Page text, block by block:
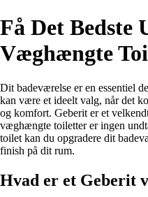
Få Det Bedste
Væghængte
Dit badeværelse er en essentiel
kan være et ideelt valg, når det
og komfort. Geberit er et
væghængte toiletter er ingen
toilet kan du opgradere dit
finish på dit rum.
Hvad er et Geberit